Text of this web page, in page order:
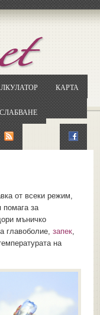
КАРТА
от всеки режим,
помага за
мъничко
главоболие, запек,
на